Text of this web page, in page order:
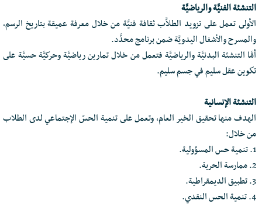
التنشئة الفنيَّة والرياضيَّة
الأولى تعمل على تزويد الطلاَّب ثقافة فنيَّة من خلال معرفة عميقة بتاريخ الرسم،
والمسرح والأشغال اليدويَّة ضمن برنامج محدَّد.
أمَّا التنشئة البدنيَّة والرياضيَّة فتعمل من خلال تمارين رياضيَّة وحركيَّة حسيَّة على
تكوين عقل سليم في جسم سليم.
التنشئة الإنسانية
الهدف منها تحقيق الخير العام، وتعمل على تنمية الحسّ الإجتماعي لدى الطلاب
من خلال:
1. تنمية حس المسؤولية.
2. ممارسة الحرية.
3. تطبيق الديمقراطية.
4. تنمية الحس النقدي.